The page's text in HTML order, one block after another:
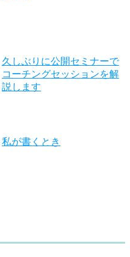
久しぶりに公開セミナーで
コーチングセッションを解
説します
私が書くとき